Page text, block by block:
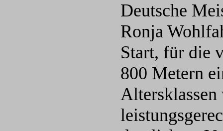
Deutsche
Ronja
Start, für die
800 Metern